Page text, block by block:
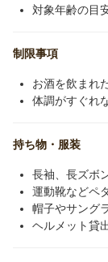
対象年齢の目
制限事項
お酒を飲まれ
体調がすぐれ
持ち物・服装
長袖、長ズボ
運動靴などペ
帽子やサング
ヘルメット貸